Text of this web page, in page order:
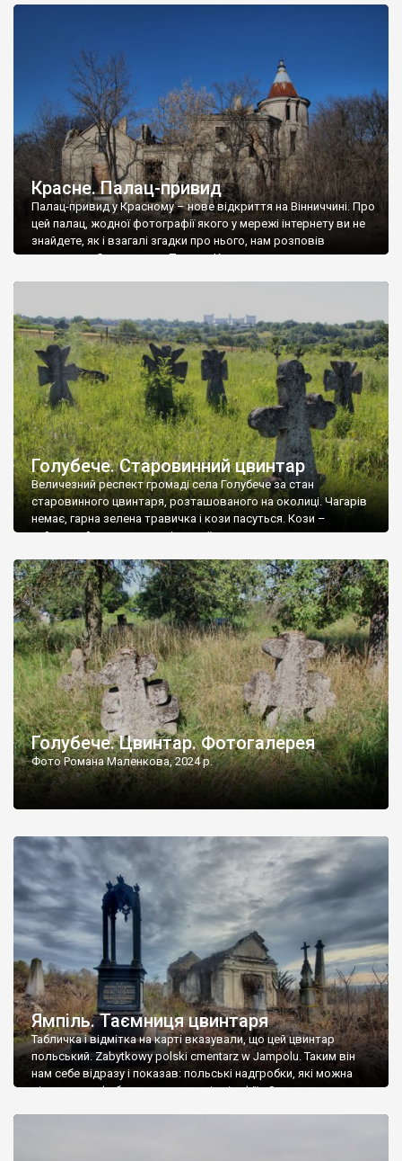
Красне. Палац-привид
Палац-привид у Красному – нове відкриття на Вінниччині. Про
цей палац, жодної фотографії якого у мережі інтернету ви не
знайдете, як і взагалі згадки про нього, нам розповів
мешканець Самгородка. Палац у Красному вразив не лише
Голубече. Старовинний цвинтар
Величезний респект громаді села Голубече за стан
старовинного цвинтаря, розташованого на околиці. Чагарів
немає, гарна зелена травичка і кози пасуться. Кози –
найкращий регулятор шкідливої, для старих кладовищ,
бруньками, кози ті бруньки обгризають, бо то улюблений
делікатес. На цвинтарі у Голубечому ціла колекція
різноманітних форм хрестів. Село відносно невелике, […]
Голубече. Цвинтар. Фотогалерея
Фото Романа Маленкова, 2024 р.
Ямпіль. Таємниця цвинтаря
Табличка і відмітка на карті вказували, що цей цвинтар
польський. Zabytkowy polski cmentarz w Jampolu. Таким він
нам себе відразу і показав: польські надгробки, які можна
віднести до фабричних, польські епітафії… Загалом цвинтар